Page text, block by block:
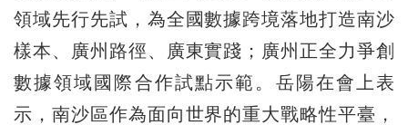
領域先行先試，為全國數據跨境落地打造南沙
樣本、廣州路徑、廣東實踐；廣州正全力爭創
數據領域國際合作試點示範。岳陽在會上表
示，南沙區作為面向世界的重大戰略性平臺，